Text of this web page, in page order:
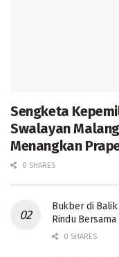
Sengketa
Swalayan
Menangkan
0 SHARES
Bukber di Balik
Rindu
0 SHARES